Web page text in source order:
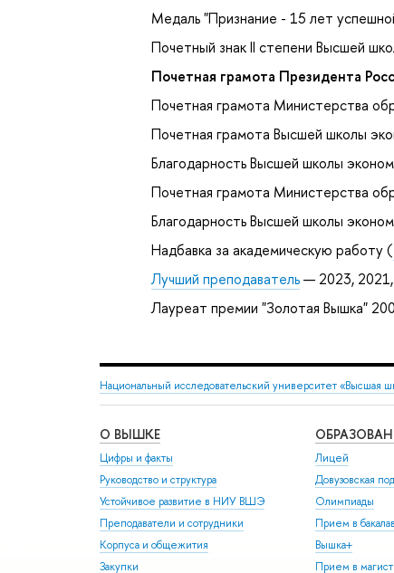
Медаль "Признание - 15 лет
Почетный знак II степени Высшей
Почетная грамота Президента
Почетная грамота Министерства
Почетная грамота Высшей школы
Благодарность Высшей школы
Почетная грамота Министерства
Благодарность Высшей школы
Надбавка за академическую работу (
Лучший преподаватель— 2023,
Лауреат премии "Золотая Вышка"
Национальный исследовательский университет «Высшая
О ВЫШКЕ
Цифры и факты
Руководство и структура
Устойчивое развитие в НИУ ВШЭ
Преподаватели и сотрудники
Корпуса и общежития
Закупки
Лицей
Довузовская
Олимпиады
Прием в
Вышка+
Прием в